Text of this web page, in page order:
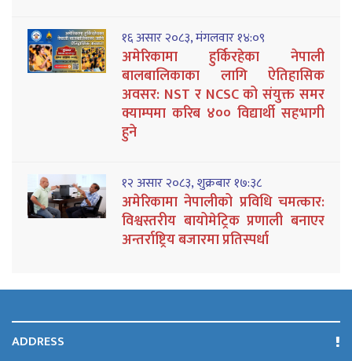
१६ असार २०८३, मंगलवार १४:०९
अमेरिकामा हुर्किरहेका नेपाली
बालबालिकाका लागि ऐतिहासिक
अवसर: NST र NCSC को संयुक्त समर
क्याम्पमा करिब ४०० विद्यार्थी सहभागी
हुने
१२ असार २०८३, शुक्रबार १७:३८
अमेरिकामा नेपालीको प्रविधि चमत्कार:
विश्वस्तरीय बायोमेट्रिक प्रणाली बनाएर
अन्तर्राष्ट्रिय बजारमा प्रतिस्पर्धा
ADDRESS